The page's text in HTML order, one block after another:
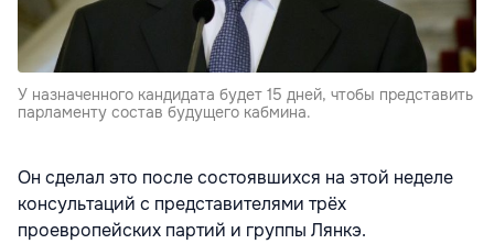
У назначенного кандидата будет 15 дней, чтобы представить
парламенту состав будущего кабмина.
Он сделал это после состоявшихся на этой неделе
консультаций с представителями трёх
проевропейских партий и группы Лянкэ.